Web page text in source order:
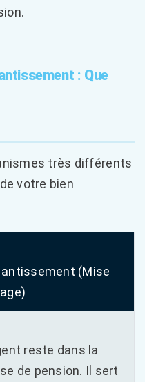
: Que
très différents
votre bien
(Mise
reste dans la
de pension. Il sert